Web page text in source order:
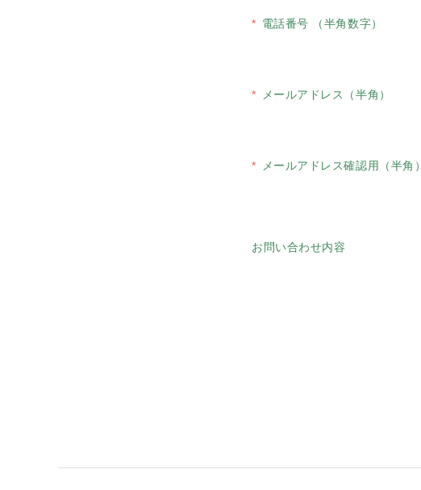
電話番号 （半角数字）
メールアドレス（半角）
メールアドレス確認用（半角）
お問い合わせ内容